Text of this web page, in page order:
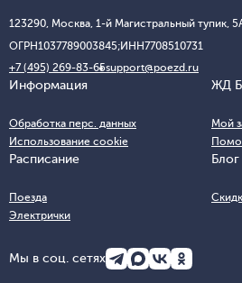
123290, Москва, 1-й Магистральный тупик,
ОГРН1037789003845;ИНН7708510731
+7 (495) 269-83-65support@poezd.ru
Информация
Обработка перс. данных
Использование cookie
ЖД
Мой
Расписание
Поезда
Электрички
Блог
Мы в соц. сетях